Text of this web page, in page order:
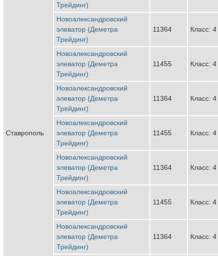
Ставрополь
Трейдинг)
Новоалександровский
элеватор (Деметра
Трейдинг)
11364 Класс: 4
Новоалександровский
элеватор (Деметра
Трейдинг)
11455 Класс: 4
Новоалександровский
элеватор (Деметра
Трейдинг)
11364 Класс: 4
Новоалександровский
элеватор (Деметра
Трейдинг)
11455 Класс: 4
Новоалександровский
элеватор (Деметра
Трейдинг)
11364 Класс: 4
Новоалександровский
элеватор (Деметра
Трейдинг)
11455 Класс: 4
Новоалександровский
элеватор (Деметра
Трейдинг)
11364 Класс: 4